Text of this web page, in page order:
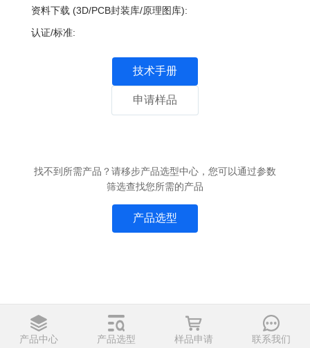
资料下载 (3D/PCB封装库/原理图库):
认证/标准:
技术手册
申请样品
找不到所需产品？请移步产品选型中心，您可以通过参数
筛选查找您所需的产品
产品选型
产品中心 产品选型 样品申请 联系我们